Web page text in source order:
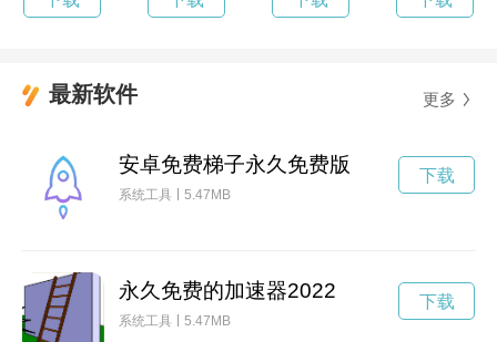
最新软件 更多
安卓免费梯子永久免费版
系统工具 5.47MB
下载
永久免费的加速器2022
系统工具 5.47MB
下载